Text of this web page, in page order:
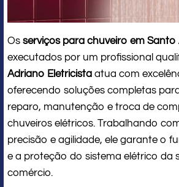
Os serviços para chuveiro em Santo
executados por um profissional
Adriano Eletricista atua com
oferecendo soluções completas
reparo, manutenção e troca de
chuveiros elétricos. Trabalhando
precisão e agilidade, ele garante o
e a proteção do sistema elétrico da
comércio.